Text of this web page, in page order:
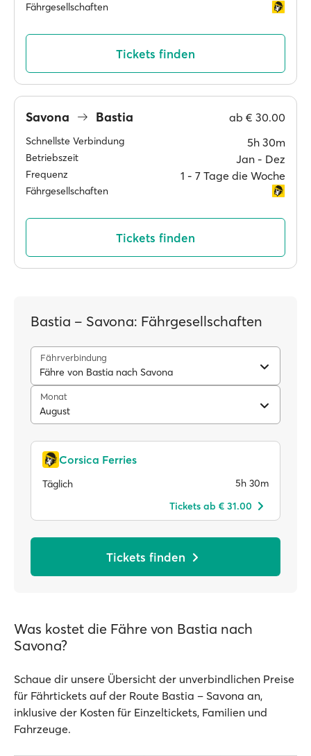
Fährgesellschaften
Tickets finden
Savona Bastia ab € 30.00
Schnellste Verbindung 5h 30m
Betriebszeit Jan ‐ Dez
Frequenz 1 ‐ 7 Tage die Woche
Fährgesellschaften
Tickets finden
Bastia – Savona: Fährgesellschaften
Fährverbindung
Fähre von Bastia nach Savona
Monat
August
Corsica Ferries
Täglich
5h 30m
Tickets ab € 31.00
Tickets finden
Was kostet die Fähre von Bastia nach
Savona?
Schaue dir unsere Übersicht der unverbindlichen Preise
für Fährtickets auf der Route Bastia – Savona an,
inklusive der Kosten für Einzeltickets, Familien und
Fahrzeuge.